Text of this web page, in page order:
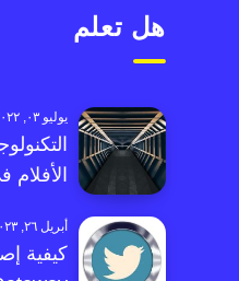
هل تعلم
يوليو ٠٣, ٢٠٢٢
أبريل ٢٦, ٢٠٢٣